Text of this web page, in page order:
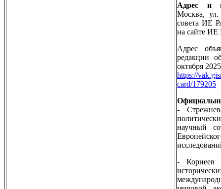
Адрес и
Москва, ул.
совета ИЕ
на сайте ИЕ
Адрес
редакции
октября
https://
card/179205
-
научный
- Корнеев